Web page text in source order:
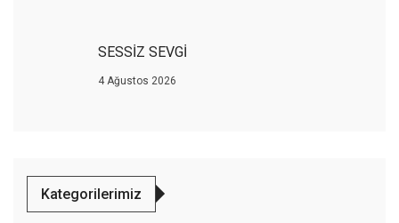
SESSİZ SEVGİ
4 Ağustos 2026
Kategorilerimiz